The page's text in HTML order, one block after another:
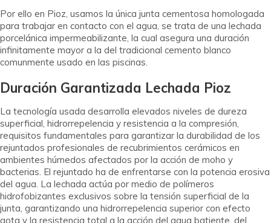
Por ello en Pioz, usamos la única junta cementosa homologada
para trabajar en contacto con el agua, se trata de una lechada
porcelánica impermeabilizante, la cual asegura una duración
infinitamente mayor a la del tradicional cemento blanco
comunmente usado en las piscinas.
Duración Garantizada Lechada Pioz
La tecnología usada desarrolla elevados niveles de dureza
superficial, hidrorrepelencia y resistencia a la compresión,
requisitos fundamentales para garantizar la durabilidad de los
rejuntados profesionales de recubrimientos cerámicos en
ambientes húmedos afectados por la acción de moho y
bacterias. El rejuntado ha de enfrentarse con la potencia erosiva
del agua. La lechada actúa por medio de polímeros
hidrofobizantes exclusivos sobre la tensión superficial de la
junta, garantizando una hidrorrepelencia superior con efecto
gota y la resistencia total a la acción del agua batiente, del